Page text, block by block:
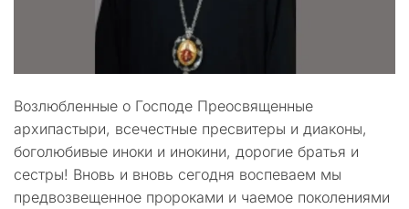
Возлюбленные о Господе Преосвященные
архипастыри, всечестные пресвитеры и диаконы,
боголюбивые иноки и инокини, дорогие братья и
сестры! Вновь и вновь сегодня воспеваем мы
предвозвещенное пророками и чаемое поколениями